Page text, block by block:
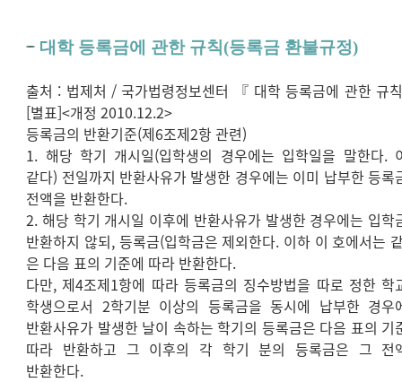
대학 등록금에 관한 규칙(등록금 환불규정)
출처 : 법제처 / 국가법령정보센터 『 대학 등록금에 관한 규
[별표]<개정 2010.12.2>
등록금의 반환기준(제6조제2항 관련)
1. 해당 학기 개시일(입학생의 경우에는 입학일을 말한다.
같다) 전일까지 반환사유가 발생한 경우에는 이미 납부한 등록
전액을 반환한다.
2. 해당 학기 개시일 이후에 반환사유가 발생한 경우에는 입학
반환하지 않되, 등록금(입학금은 제외한다. 이하 이 호에서는
은 다음 표의 기준에 따라 반환한다.
다만, 제4조제1항에 따라 등록금의 징수방법을 따로 정한 학
학생으로서 2학기분 이상의 등록금을 동시에 납부한 경우
반환사유가 발생한 날이 속하는 학기의 등록금은 다음 표의 기
따라 반환하고 그 이후의 각 학기 분의 등록금은 그 전
반환한다.